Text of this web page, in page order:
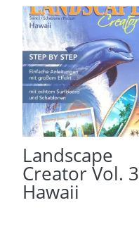
Landscape
Creator Vol. 3
Hawaii